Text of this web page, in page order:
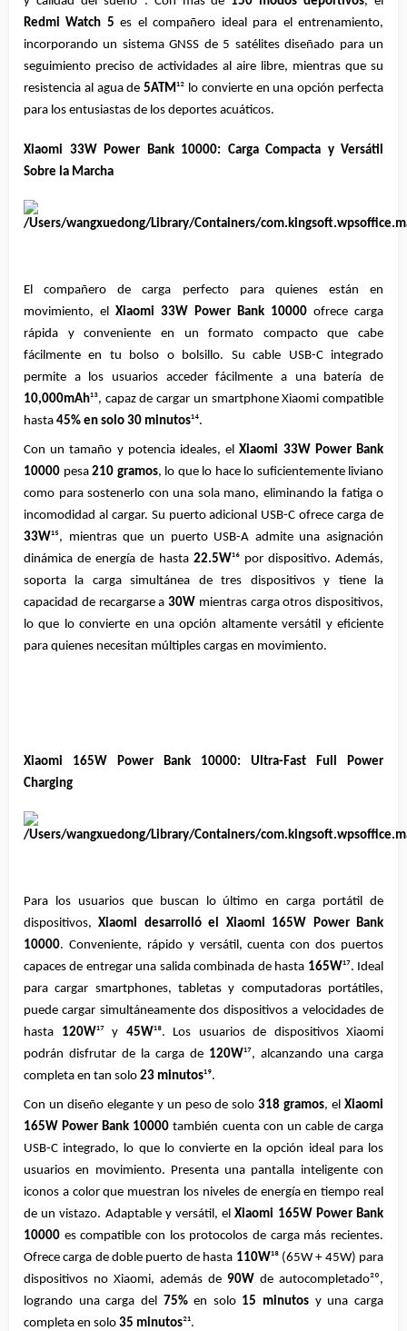
Redmi Watch 5 es el compañero ideal para el entrenamiento,
incorporando un sistema GNSS de 5 satélites diseñado para un
seguimiento preciso de actividades al aire libre, mientras que su
resistencia al agua de 5ATM¹² lo convierte en una opción perfecta
para los entusiastas de los deportes acuáticos.
Xiaomi 33W Power Bank 10000: Carga Compacta y Versátil
Sobre la Marcha
El compañero de carga perfecto para quienes están en
movimiento, el Xiaomi 33W Power Bank 10000 ofrece carga
rápida y conveniente en un formato compacto que cabe
fácilmente en tu bolso o bolsillo. Su cable USB-C integrado
10,000mAh¹³, capaz de cargar un smartphone Xiaomi compatible
hasta 45% en solo 30 minutos¹⁴.
Con un tamaño y potencia ideales, el Xiaomi 33W Power Bank
10000 pesa 210 gramos, lo que lo hace lo suficientemente liviano
como para sostenerlo con una sola mano, eliminando la fatiga o
33W¹⁵, mientras que un puerto USB-A admite una asignación
dinámica de energía de hasta 22.5W¹⁶ por dispositivo. Además,
soporta la carga simultánea de tres dispositivos y tiene la
capacidad de recargarse a 30W mientras carga otros dispositivos,
lo que lo convierte en una opción altamente versátil y eficiente
para quienes necesitan múltiples cargas en movimiento.
Xiaomi 165W Power Bank 10000: Ultra-Fast Full Power
Charging
Para los usuarios que buscan lo último en carga portátil de
dispositivos, Xiaomi desarrolló el Xiaomi 165W Power Bank
10000. Conveniente, rápido y versátil, cuenta con dos puertos
capaces de entregar una salida combinada de hasta 165W¹⁷. Ideal
para cargar smartphones, tabletas y computadoras portátiles,
puede cargar simultáneamente dos dispositivos a velocidades de
hasta 120W¹⁷ y 45W¹⁸. Los usuarios de dispositivos Xiaomi
podrán disfrutar de la carga de 120W¹⁷, alcanzando una carga
completa en tan solo 23 minutos¹⁹.
Con un diseño elegante y un peso de solo 318 gramos, el Xiaomi
165W Power Bank 10000 también cuenta con un cable de carga
USB-C integrado, lo que lo convierte en la opción ideal para los
usuarios en movimiento. Presenta una pantalla inteligente con
iconos a color que muestran los niveles de energía en tiempo real
de un vistazo. Adaptable y versátil, el Xiaomi 165W Power Bank
10000 es compatible con los protocolos de carga más recientes.
Ofrece carga de doble puerto de hasta 110W¹⁸ (65W + 45W) para
dispositivos no Xiaomi, además de 90W de autocompletado²⁰,
logrando una carga del 75% en solo 15 minutos y una carga
completa en solo 35 minutos²¹.